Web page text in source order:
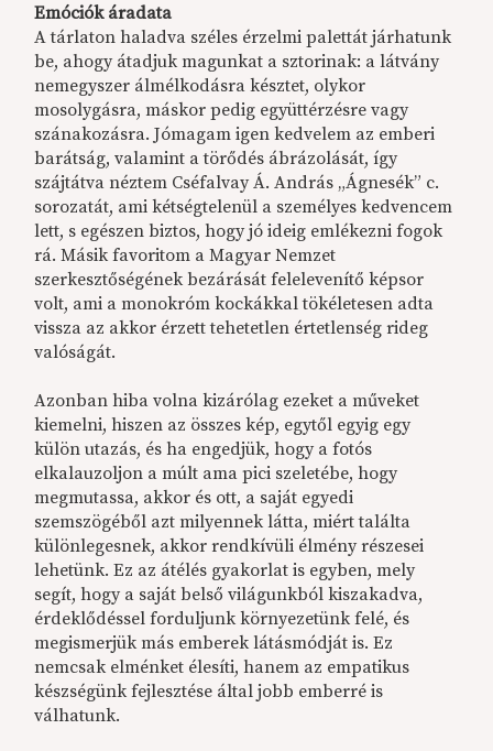
Emóciók áradata
A tárlaton haladva széles érzelmi palettát járhatunk
be, ahogy átadjuk magunkat a sztorinak: a látvány
nemegyszer álmélkodásra késztet, olykor
mosolygásra, máskor pedig együttérzésre vagy
szánakozásra. Jómagam igen kedvelem az emberi
barátság, valamint a törődés ábrázolását, így
szájtátva néztem Cséfalvay Á. András „Ágnesék” c.
sorozatát, ami kétségtelenül a személyes kedvencem
lett, s egészen biztos, hogy jó ideig emlékezni fogok
rá. Másik favoritom a Magyar Nemzet
szerkesztőségének bezárását felelevenítő képsor
volt, ami a monokróm kockákkal tökéletesen adta
vissza az akkor érzett tehetetlen értetlenség rideg
valóságát.
Azonban hiba volna kizárólag ezeket a műveket
kiemelni, hiszen az összes kép, egytől egyig egy
külön utazás, és ha engedjük, hogy a fotós
elkalauzoljon a múlt ama pici szeletébe, hogy
megmutassa, akkor és ott, a saját egyedi
szemszögéből azt milyennek látta, miért találta
különlegesnek, akkor rendkívüli élmény részesei
lehetünk. Ez az átélés gyakorlat is egyben, mely
segít, hogy a saját belső világunkból kiszakadva,
érdeklődéssel forduljunk környezetünk felé, és
megismerjük más emberek látásmódját is. Ez
nemcsak elménket élesíti, hanem az empatikus
készségünk fejlesztése által jobb emberré is
válhatunk.